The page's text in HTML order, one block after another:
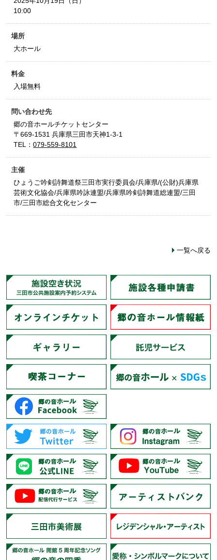
10:00
場所
大ホール
料金
入場無料
問い合わせ先
郷の音ホールチケットセンター
〒669-1531 兵庫県三田市天神1-3-1
TEL：079-559-8101
主催
ひょうご吟剣詩舞道祭三田市実行委員会/兵庫県/(公財)兵庫県
芸術文化協会/兵庫県吟詠連盟/兵庫県吟剣詩舞道総連盟/三田
市/三田市総合文化センター
一覧へ戻る